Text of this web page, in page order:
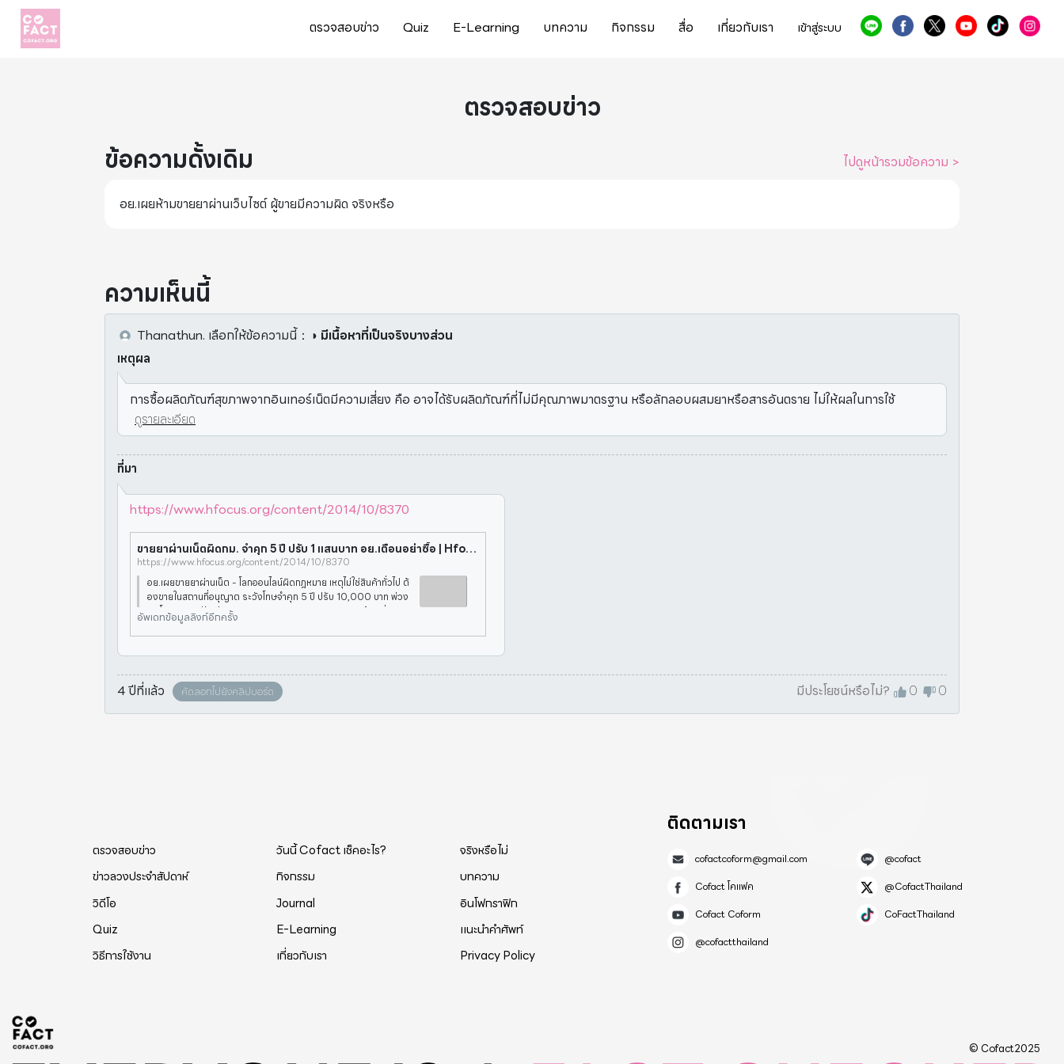
ตรวจสอบข่าว Quiz E-Learning บทความ กิจกรรม สื่อ เกี่ยวกับเรา เข้าสู่ระบบ
ตรวจสอบข่าว
ข้อความดั้งเดิม
ไปดูหน้ารวมข้อความ >
อย.เผยห้ามขายยาผ่านเว็บไซต์ ผู้ขายมีความผิด จริงหรือ
ความเห็นนี้
Thanathun. เลือกให้ข้อความนี้： ◑ มีเนื้อหาที่เป็นจริงบางส่วน
เหตุผล
การซื้อผลิตภัณฑ์สุขภาพจากอินเทอร์เน็ตมีความเสี่ยง คือ อาจได้รับผลิตภัณฑ์ที่ไม่มีคุณภาพมาตรฐาน หรือลักลอบผสมยาหรือสารอันตราย ไม่ให้ผลในการใช้
ดูรายละเอียด
ที่มา
https://www.hfocus.org/content/2014/10/8370
ขายยาผ่านเน็ตผิดกม. จำคุก 5 ปี ปรับ 1 แสนบาท อย.เตือนอย่าซื้อ | Hfocus.org เจาะลึกระบบสุขภาพ
https://www.hfocus.org/content/2014/10/8370
อย.เผยขายยาผ่านเน็ต - โลกออนไลน์ผิดกฎหมาย เหตุไม่ใช่สินค้าทั่วไป ต้
องขายในสถานที่อนุญาต ระวังโทษจำคุก 5 ปี ปรับ 10,000 บาท พ่วง
ผิดโฆษณายาปรับอีก 100,000 บาท เผยขายอาหารเสริมอ้างเพิ่มสรร
พคุณทางเพศผ่านเ
อัพเดทข้อมูลลิงก์อีกครั้ง
4 ปีที่แล้ว คัดลอกไปยังคลิปบอร์ด มีประโยชน์หรือไม่? 0 0
ตรวจสอบข่าว วันนี้ Cofact เช็คอะไร?
จริงหรือไม่
ข่าวลวงประจำสัปดาห์
กิจกรรม
บทความ
วิดีโอ
Journal
อินโฟกราฟิก
Quiz
E-Learning
แนะนำคำศัพท์
วิธีการใช้งาน
เกี่ยวกับเรา Privacy Policy
ติดตามเรา
cofactcoform@gmail.com
@cofact
Cofact โคแฟค
@CofactThailand
Cofact Coform
CoFactThailand
@cofactthailand
© Cofact2025